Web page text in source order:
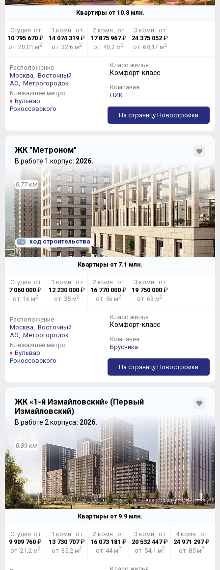
5. Инфраструктура района достаточно развита.
6. Цены на квартиры и апартаменты в Комплексе будут
оставаться на психологически удобоваримом уровне
довольно продолжительное время (пока не будет
объявлено о строительстве рядом следующих ЖК).
Квартиры от 10.8млн.
Студия от
10 795 670₽
от 20,01 м2
1 комн. от
14 074 319 ₽
от 32,6 м2
2 комн. от
17 875 967₽
от 40,2 м2
3 комн. от
24 375 052 ₽
от 68,17 м2
Расположение
Москва,
Восточный
АО,
Метрогородок
Ближайшее метро
Бульвар
Рокоссовского
Класс жилья
Комфорт-класс
Компания
ПИК
На страницу Новостройки
ЖК "Метроном"
В работе 1 корпус: 2026.
0.77 км
15 ход строительства
Квартиры от 7.1 млн.
Студия от
7 060 000 ₽
от 16 м2
1 комн. от
12 230 000 ₽
от 35 м2
2 комн. от
16 770 000₽
от 56 м2
3 комн. от
19 750 000 ₽
от 69 м2
Расположение
Москва,
Восточный
АО,
Метрогородок
Ближайшее метро
Бульвар
Рокоссовского
Класс жилья
Комфорт-класс
Компания
Брусника
На страницу Новостройки
ЖК «1-й Измайловский» (Первый
Измайловский)
В работе 2 корпуса: 2026.
0.89 км
Квартиры от 9.9 млн.
Студия от
9 909 760 ₽
от 21,2 м2
1 комн. от
13 730 707₽
от 35,2 м2
2 комн. от
16 073 181 ₽
от 44 м2
3 комн. от
20 532 447₽
от 54,1 м2
4 комн. от
24 971 297₽
от 85 м2